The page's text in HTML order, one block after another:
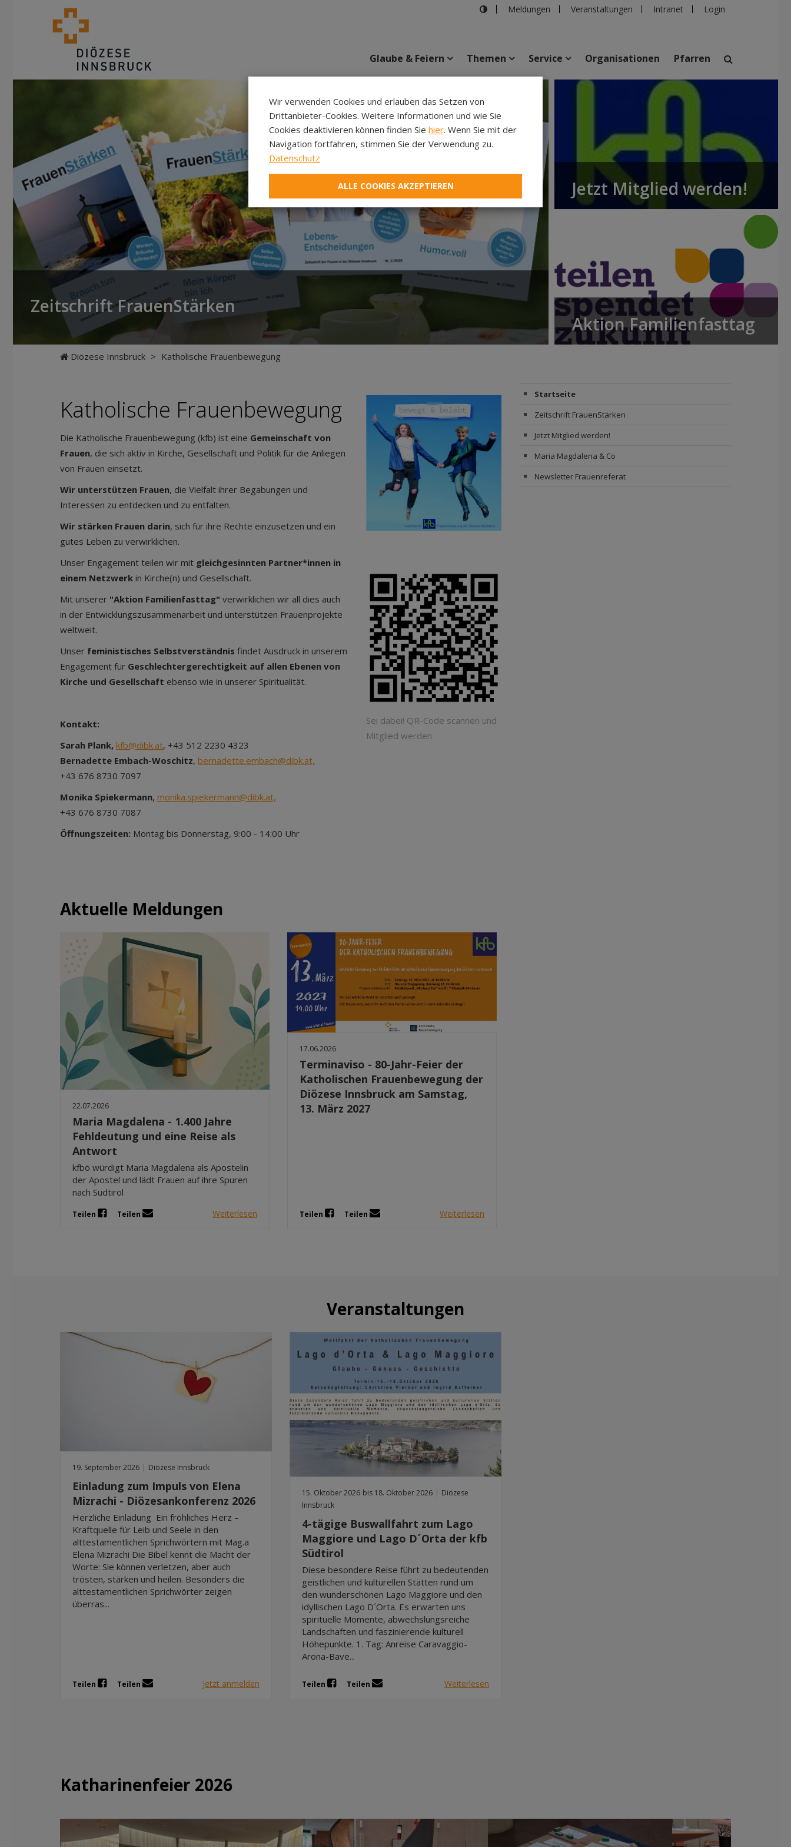
Meldungen Veranstaltungen Intranet Login
suchen
Veranstaltungen
Glaube & Feiern Themen Service Organisationen Pfarren
Zeitschrift FrauenStärken
Jetzt Mitglied werden!
Aktion Familienfasttag
Diözese Innsbruck > Katholische Frauenbewegung
Katholische Frauenbewegung
Die Katholische Frauenbewegung (kfb) ist eine Gemeinschaft von
Frauen, die sich aktiv in Kirche, Gesellschaft und Politik für die Anliegen
von Frauen einsetzt.
Wir unterstützen Frauen, die Vielfalt ihrer Begabungen und
Interessen zu entdecken und zu entfalten.
Wir stärken Frauen darin, sich für ihre Rechte einzusetzen und ein
gutes Leben zu verwirklichen.
Unser Engagement teilen wir mit gleichgesinnten Partner*innen in
einem Netzwerk in Kirche(n) und Gesellschaft.
Mit unserer "Aktion Familienfasttag" verwirklichen wir all dies auch
in der Entwicklungszusammenarbeit und unterstützen Frauenprojekte
weltweit.
Unser feministisches Selbstverständnis findet Ausdruck in unserem
Engagement für Geschlechtergerechtigkeit auf allen Ebenen von
Kirche und Gesellschaft ebenso wie in unserer Spiritualität.
Kontakt:
Sarah Plank, kfb@dibk.at, +43 512 2230 4323
Bernadette Embach-Woschitz, bernadette.embach@dibk.at,
+43 676 8730 7097
Monika Spiekermann, monika.spiekermann@dibk.at,
+43 676 8730 7087
Öffnungszeiten: Montag bis Donnerstag, 9:00 - 14:00 Uhr
Sei dabei! QR-Code scannen und
Mitglied werden
Startseite
Zeitschrift FrauenStärken
Jetzt Mitglied werden!
Maria Magdalena & Co
Newsletter Frauenreferat
Aktuelle Meldungen
22.07.2026
Maria Magdalena - 1.400 Jahre
Fehldeutung und eine Reise als
Antwort
kfbö würdigt Maria Magdalena als Apostelin
der Apostel und lädt Frauen auf ihre Spuren
nach Südtirol
Teilen Teilen Weiterlesen
17.06.2026
Terminaviso - 80-Jahr-Feier der
Katholischen Frauenbewegung der
Diözese Innsbruck am Samstag,
13. März 2027
Teilen Teilen Weiterlesen
Veranstaltungen
19. September 2026 | Diözese Innsbruck
Einladung zum Impuls von Elena
Mizrachi - Diözesankonferenz 2026
Herzliche Einladung Ein fröhliches Herz –
Kraftquelle für Leib und Seele in den
alttestamentlichen Sprichwörtern mit Mag.a
Elena Mizrachi Die Bibel kennt die Macht der
Worte: Sie können verletzen, aber auch
trösten, stärken und heilen. Besonders die
alttestamentlichen Sprichwörter zeigen
überras...
Teilen Teilen Jetzt anmelden
15. Oktober 2026 bis 18. Oktober 2026 | Diözese
Innsbruck
4-tägige Buswallfahrt zum Lago
Maggiore und Lago D´Orta der kfb
Südtirol
Diese besondere Reise führt zu bedeutenden
geistlichen und kulturellen Stätten rund um
den wunderschönen Lago Maggiore und den
idyllischen Lago D´Orta. Es erwarten uns
spirituelle Momente, abwechslungsreiche
Landschaften und faszinierende kulturell
Höhepunkte. 1. Tag: Anreise Caravaggio-
Arona-Bave...
Teilen Teilen Weiterlesen
Katharinenfeier 2026
Wir verwenden Cookies und erlauben das Setzen von
Drittanbieter-Cookies. Weitere Informationen und wie Sie
Cookies deaktivieren können finden Sie hier. Wenn Sie mit der
Navigation fortfahren, stimmen Sie der Verwendung zu.
Datenschutz
ALLE COOKIES AKZEPTIEREN